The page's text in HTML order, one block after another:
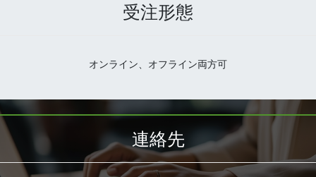
受注形態
オンライン、オフライン両方可
連絡先